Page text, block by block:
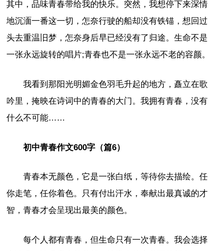
其中，品味青春带给我的快乐。突然，我想停下来深情
地沉湎一番这一切，怎奈行驶的船却没有铁锚，想回过
头去重温旧梦，怎奈身后早已经没有了归途。生命不是
一张永远旋转的唱片;青春也不是一张永远不老的容颜。
我看到那阳光明媚金色羽毛升起的地方，矗立在歌
吟里，掩映在诗词中的青春的大门。我拥有青春，没有
什么不可能……
初中青春作文600字（篇6）
青春本无颜色，它是一张白纸，等待你去描绘。任
你走笔，任你着色。只有付出汗水，奉献出最真诚的才
智，青春才会呈现出最美的颜色。
每个人都有青春，但生命只有一次青春。我会选择